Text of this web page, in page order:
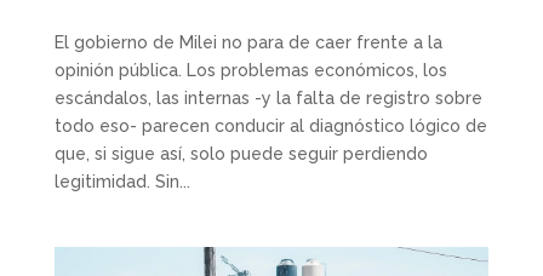
El gobierno de Milei no para de caer frente a la
opinión pública. Los problemas económicos, los
escándalos, las internas -y la falta de registro sobre
todo eso- parecen conducir al diagnóstico lógico de
que, si sigue así, solo puede seguir perdiendo
legitimidad. Sin...